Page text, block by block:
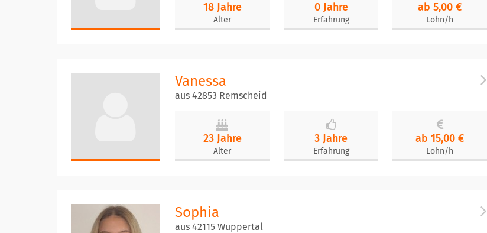
18 Jahre
Alter
0 Jahre
Erfahrung
ab 5,00 €
Lohn/h
Vanessa
aus 42853 Remscheid
23 Jahre
Alter
3 Jahre
Erfahrung
ab 15,00 €
Lohn/h
Sophia
aus 42115 Wuppertal